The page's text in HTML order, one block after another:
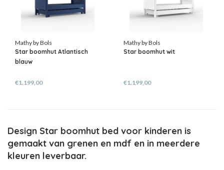
Mathy by Bols
Star boomhut Atlantisch
blauw
€1.199,00
Mathy by Bols
Star boomhut wit
€1.199,00
Design Star boomhut bed voor kinderen is
gemaakt van grenen en mdf en in meerdere
kleuren leverbaar.